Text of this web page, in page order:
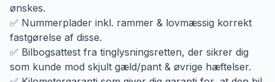
ønskes.
✅ Nummerplader inkl. rammer & lovmæssig korrekt
fastgørelse af disse.
✅ Bilbogsattest fra tinglysningsretten, der sikrer dig
som kunde mod skjult gæld/pant & øvrige hæftelser.